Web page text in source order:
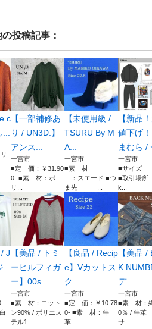
投稿記事：
c 【一部補修あ
り / UN3D.】
アンス...
一宮市
■定 価：￥31.90
0- ■素 材：ポ
リ...
【未使用級 /
TSURU By M
A...
一宮市
■素 材
：スエード ■つ
ま先 ...
【新品
値下げ
まむら /
一宮市
■サイズ
■取引場
k...
/ J
【美品 / トミ
ーヒルフィガ
ー】00s...
一宮市
■素 材：コット
ン90% / ポリエス
テル1...
【良品 / Recip
e】Vカットス
ク...
一宮市
■定 価：￥10.78
0- ■素 材：牛
革...
【美品 /
K
デ...
一宮市
■素 材：
0％ / 牛
サ...